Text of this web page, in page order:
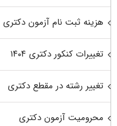
هزینه ثبت نام آزمون دکتری
تغییرات کنکور دکتری ۱۴۰۴
تغییر رشته در مقطع دکتری
محرومیت آزمون دکتری